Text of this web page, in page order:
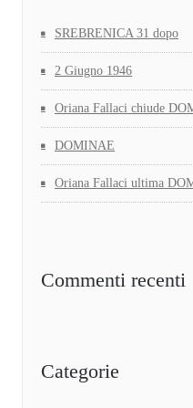
SREBRENICA 31 dopo
2 Giugno 1946
Oriana Fallaci chiude
DOMINAE
Oriana Fallaci ultima
Commenti recenti
Categorie